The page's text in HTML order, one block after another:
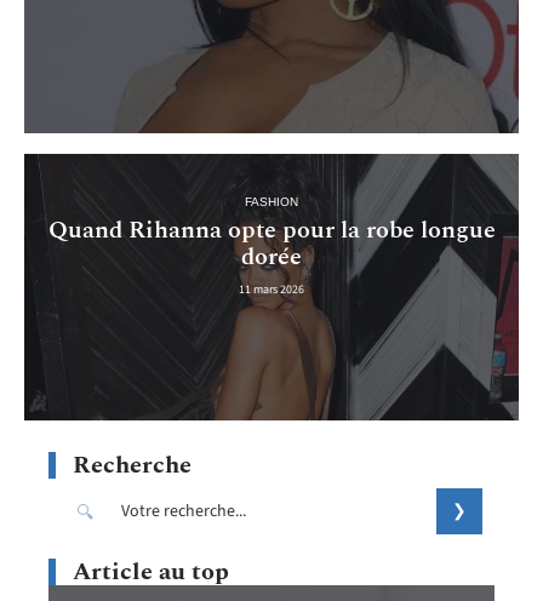
FASHION
Quand Rihanna opte pour la robe longue
dorée
11 mars 2026
Recherche
Article au top